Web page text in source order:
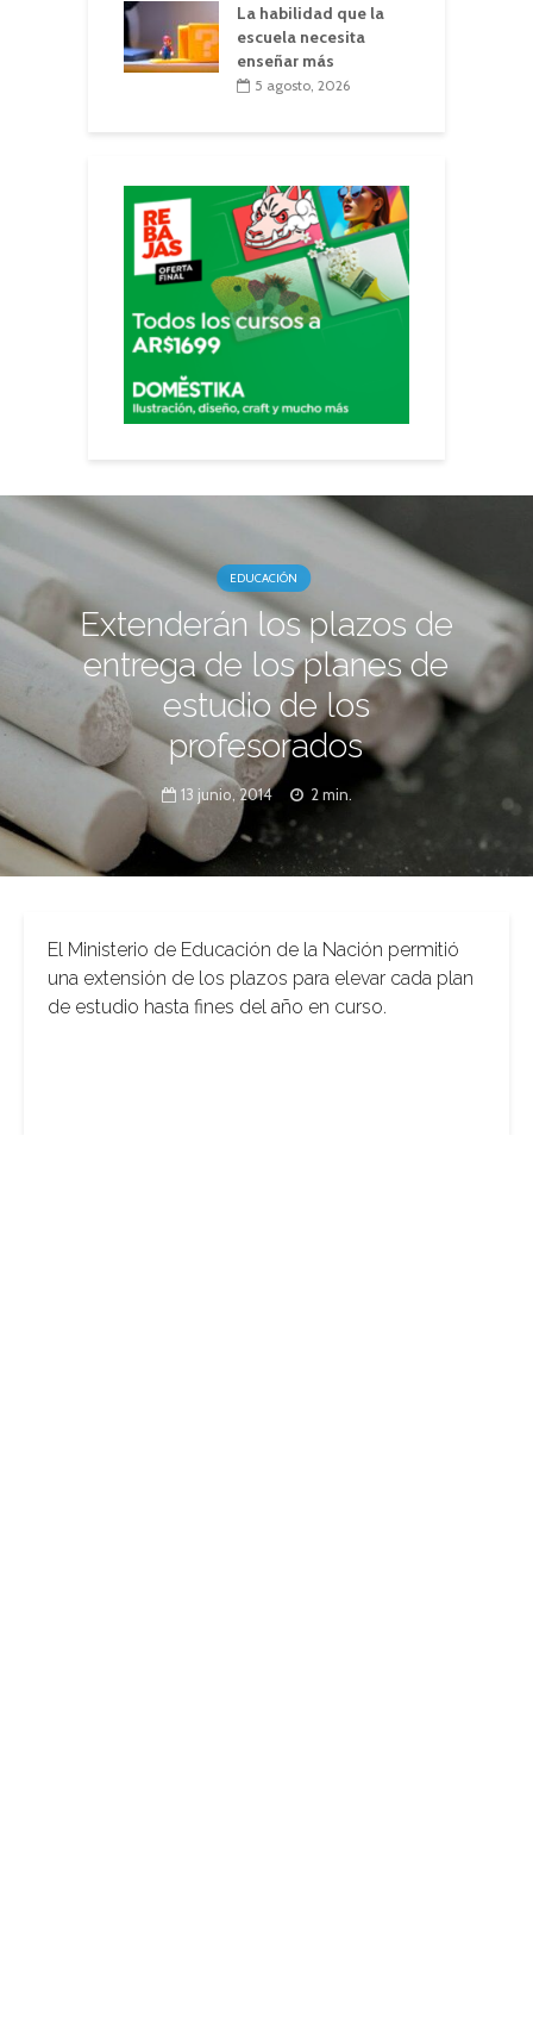
La habilidad que la
escuela necesita
enseñar más
5 agosto, 2026
EDUCACIÓN
Extenderán los plazos de
entrega de los planes de
estudio de los
profesorados
13 junio, 2014 2 min.
El Ministerio de Educación de la Nación permitió
una extensión de los plazos para elevar cada plan
de estudio hasta fines del año en curso.